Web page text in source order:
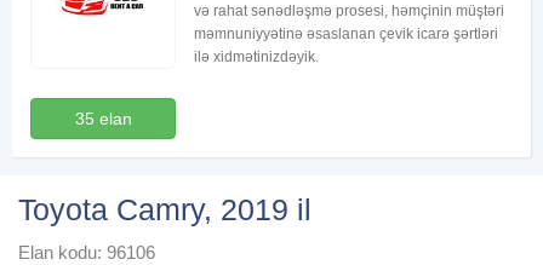
35 elan
və rahat sənədləşmə prosesi, həmçinin müştəri
məmnuniyyətinə əsaslanan çevik icarə şərtləri
ilə xidmətinizdəyik.
Toyota Camry, 2019 il
Elan kodu: 96106